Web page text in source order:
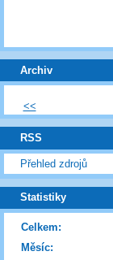
Archiv
<<
RSS
Přehled zdrojů
Statistiky
Celkem:
Měsíc: